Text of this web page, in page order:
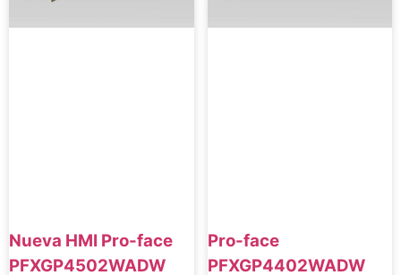
Nueva HMI Pro-face
PFXGP4502WADW
Pro-face
PFXGP4402WADW